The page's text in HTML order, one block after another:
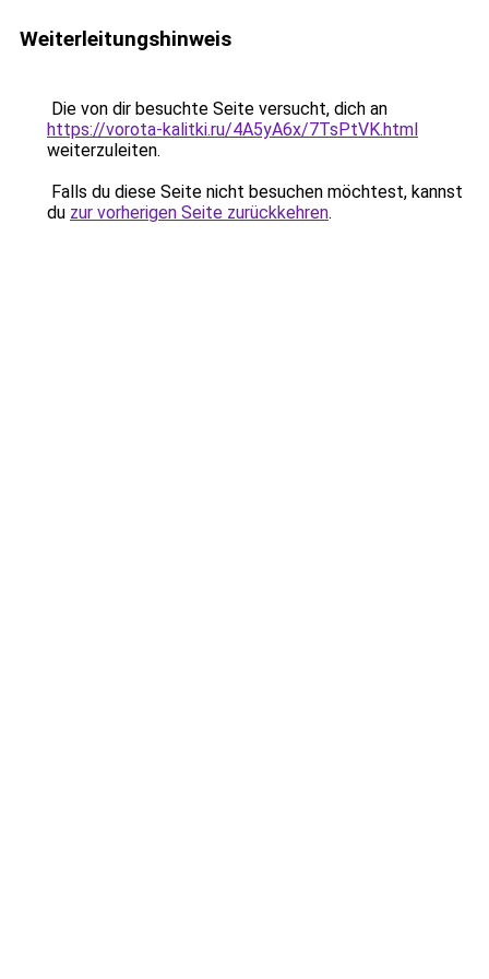
Weiterleitungshinweis
Die von dir besuchte Seite versucht, dich an
https://vorota-kalitki.ru/4A5yA6x/7TsPtVK.html
weiterzuleiten.
Falls du diese Seite nicht besuchen möchtest, kannst
du zur vorherigen Seite zurückkehren.